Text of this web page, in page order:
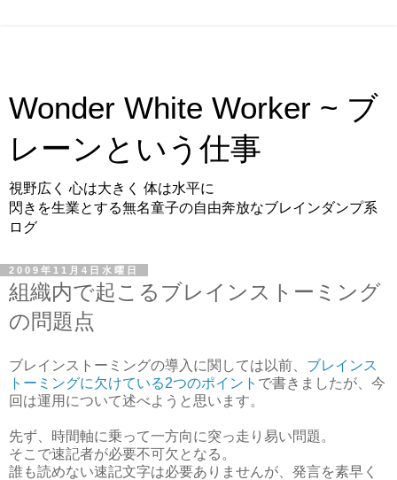
Wonder White Worker ~ ブ
レーンという仕事
視野広く 心は大きく 体は水平に
閃きを生業とする無名童子の自由奔放なブレインダンプ系
ログ
2009年11月4日水曜日
組織内で起こるブレインストーミング
の問題点
ブレインストーミングの導入に関しては以前、 ブレインス
トーミングに欠けている2つのポイント で書きましたが、今
回は運用について述べようと思います。
先ず、時間軸に乗って一方向に突っ走り易い問題。
そこで速記者が必要不可欠となる。
誰も読めない速記文字は必要ありませんが、発言を素早く